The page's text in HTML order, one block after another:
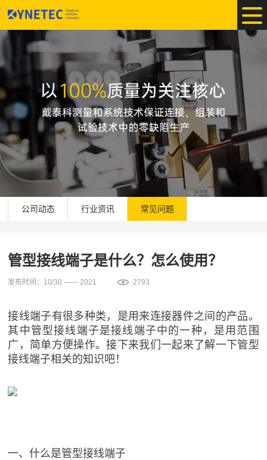
公司动态 行业资讯 常见问题
管型接线端子是什么？怎么使用？
发布时间：10/30 —— 2021 2793
接线端子有很多种类，是用来连接器件之间的产品。
其中管型接线端子是接线端子中的一种，是用范围
广，简单方便操作。接下来我们一起来了解一下管型
接线端子相关的知识吧！
一、什么是管型接线端子